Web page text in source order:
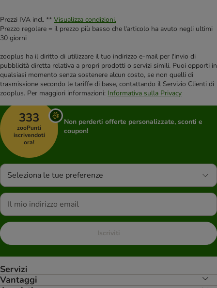
Prezzi IVA incl. ** Visualizza condizioni.
Prezzo regolare = il prezzo più basso che l'articolo ha avuto negli ultimi
30 giorni
zooplus ha il diritto di utilizzare il tuo indirizzo e-mail per l'invio di
pubblicità diretta relativa a propri prodotti o servizi simili. Puoi opporti in
qualsiasi momento senza sostenere alcun costo, se non quelli di
trasmissione secondo le tariffe di base, contattando il Servizio Clienti di
zooplus. Per maggiori informazioni: Informativa sulla Privacy
333
zooPunti
iscrivendoti
ora!
Non perderti offerte personalizzate, sconti e
coupon!
Seleziona le tue preferenze
Iscriviti
Servizi
Vantaggi